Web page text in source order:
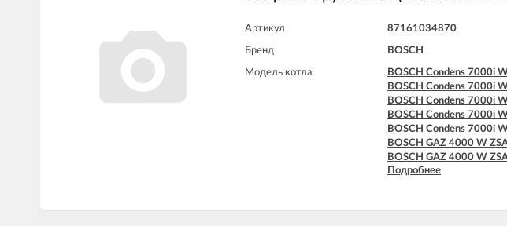
Артикул 87161034870
Бренд BOSCH
Модель котла
BOSCH Condens 7000i
BOSCH Condens 7000i
BOSCH Condens 7000i
BOSCH Condens 7000i
BOSCH Condens 7000i
BOSCH GAZ 4000 W
BOSCH GAZ 4000 W
BOSCH GAZ 4000 W
Подробнее